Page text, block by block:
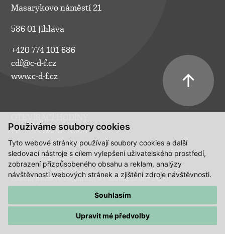
Používáme soubory cookies
Tyto webové stránky používají soubory cookies a další
sledovací nástroje s cílem vylepšení uživatelského prostředí,
zobrazení přizpůsobeného obsahu a reklam, analýzy
návštěvnosti webových stránek a zjištění zdroje návštěvnosti.
Souhlasím
Upravit mé předvolby
Masarykovo náměstí 21
586 01 Jihlava
+420 774 101 686
cdf@c-d-f.cz
www.c-d-f.cz
Po–Pá:
10.00–18.00
So:
na požádání
Ne:
na požádání
Polední pauza ve všední dny a v sobotu 13:00 - 14:00.